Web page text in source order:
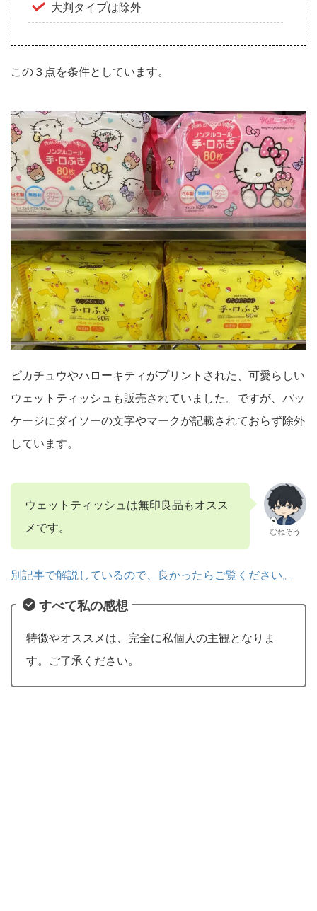
大判タイプは除外
この３点を条件としています。
ピカチュウやハローキティがプリントされた、可愛らしい
ウェットティッシュも販売されていました。ですが、パッ
ケージにダイソーの文字やマークが記載されておらず除外
しています。
ウェットティッシュは無印良品もオスス
メです。
むねぞう
別記事で解説しているので、良かったらご覧ください。
すべて私の感想
特徴やオススメは、完全に私個人の主観となりま
す。ご了承ください。